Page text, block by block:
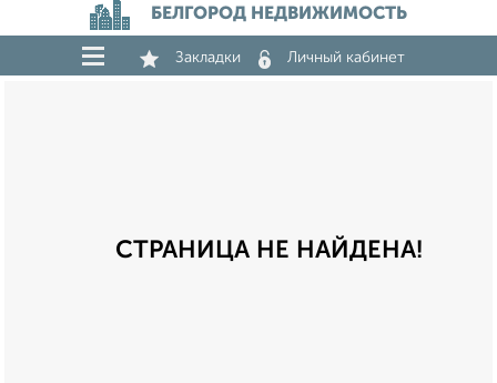
БЕЛГОРОД НЕДВИЖИМОСТЬ
Закладки Личный кабинет
СТРАНИЦА НЕ НАЙДЕНА!